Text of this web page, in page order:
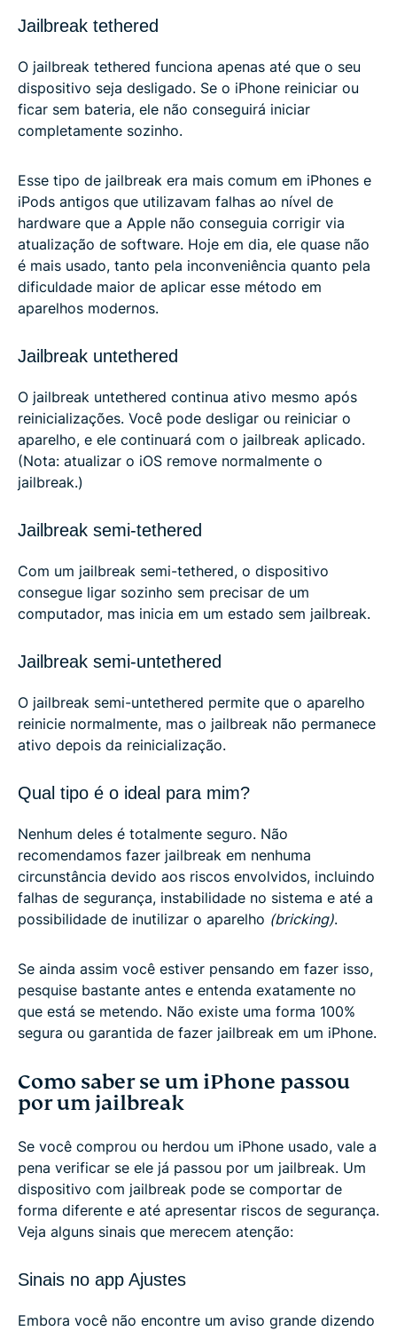
Jailbreak tethered
O jailbreak tethered funciona apenas até que o seu
dispositivo seja desligado. Se o iPhone reiniciar ou
ficar sem bateria, ele não conseguirá iniciar
completamente sozinho.
Esse tipo de jailbreak era mais comum em iPhones e
iPods antigos que utilizavam falhas ao nível de
hardware que a Apple não conseguia corrigir via
atualização de software. Hoje em dia, ele quase não
é mais usado, tanto pela inconveniência quanto pela
dificuldade maior de aplicar esse método em
aparelhos modernos.
Jailbreak untethered
O jailbreak untethered continua ativo mesmo após
reinicializações. Você pode desligar ou reiniciar o
aparelho, e ele continuará com o jailbreak aplicado.
(Nota: atualizar o iOS remove normalmente o
jailbreak.)
Jailbreak semi-tethered
Com um jailbreak semi-tethered, o dispositivo
consegue ligar sozinho sem precisar de um
computador, mas inicia em um estado sem jailbreak.
Jailbreak semi-untethered
O jailbreak semi-untethered permite que o aparelho
reinicie normalmente, mas o jailbreak não permanece
ativo depois da reinicialização.
Qual tipo é o ideal para mim?
Nenhum deles é totalmente seguro. Não
recomendamos fazer jailbreak em nenhuma
circunstância devido aos riscos envolvidos, incluindo
falhas de segurança, instabilidade no sistema e até a
possibilidade de inutilizar o aparelho (bricking).
Se ainda assim você estiver pensando em fazer isso,
pesquise bastante antes e entenda exatamente no
que está se metendo. Não existe uma forma 100%
segura ou garantida de fazer jailbreak em um iPhone.
Como saber se um iPhone passou
por um jailbreak
Se você comprou ou herdou um iPhone usado, vale a
pena verificar se ele já passou por um jailbreak. Um
dispositivo com jailbreak pode se comportar de
forma diferente e até apresentar riscos de segurança.
Veja alguns sinais que merecem atenção:
Sinais no app Ajustes
Embora você não encontre um aviso grande dizendo